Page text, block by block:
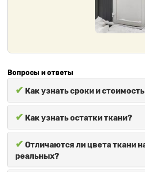
Вопросы и ответы
✔ Как узнать сроки и
✔ Как узнать остатки ткани?
✔ Отличаются ли цвета ткани
реальных?